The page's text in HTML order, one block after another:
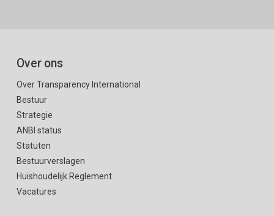
Over ons
Over Transparency International
Bestuur
Strategie
ANBI status
Statuten
Bestuurverslagen
Huishoudelijk Reglement
Vacatures